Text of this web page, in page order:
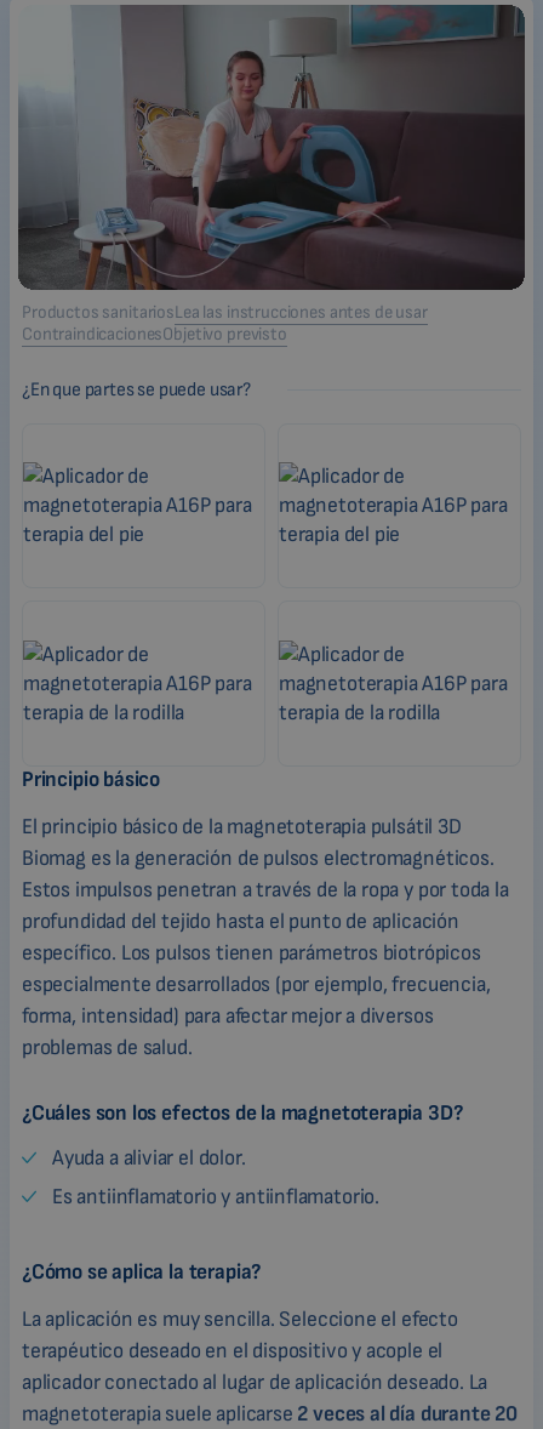
Productos sanitariosLea las instrucciones antes de usar
ContraindicacionesObjetivo previsto
¿En que partes se puede usar?
Principio básico
El principio básico de la magnetoterapia pulsátil 3D
Biomag es la generación de pulsos electromagnéticos.
Estos impulsos penetran a través de la ropa y por toda la
profundidad del tejido hasta el punto de aplicación
específico. Los pulsos tienen parámetros biotrópicos
especialmente desarrollados (por ejemplo, frecuencia,
forma, intensidad) para afectar mejor a diversos
problemas de salud.
¿Cuáles son los efectos de la magnetoterapia 3D?
Ayuda a aliviar el dolor.
Es antiinflamatorio y antiinflamatorio.
¿Cómo se aplica la terapia?
La aplicación es muy sencilla. Seleccione el efecto
terapéutico deseado en el dispositivo y acople el
aplicador conectado al lugar de aplicación deseado. La
magnetoterapia suele aplicarse 2 veces al día durante 20